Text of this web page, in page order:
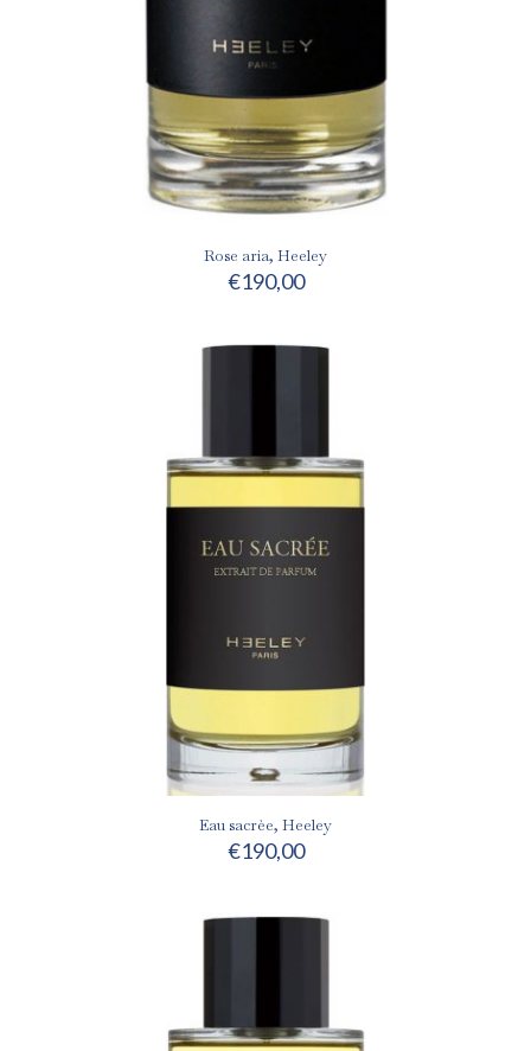
Rose aria, Heeley
€190,00
Eau sacrèe, Heeley
€190,00